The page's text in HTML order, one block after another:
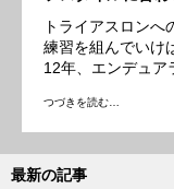
トライアスロン
練習を組んでいけ
12年、エンデュア
つづきを読む…
最新の記事